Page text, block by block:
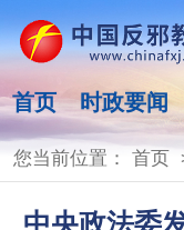
首页 时政要闻
您当前位置： 首页
中央政法委